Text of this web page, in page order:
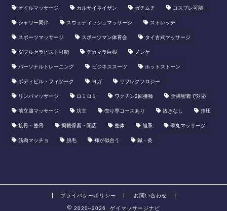
オイルマッサージ カルサイネイザン ガチムチ コスプレ可能
シャワー同伴 スウェディッシュマッサージ ストレッチ
スポーツマッサージ スポーツマン体育会 タイ古式マッサージ
ダブルセラピスト可能 デカマラ巨根 ノンケ
パーソナルトレーニング ビジネススーツ ホットストーン
ボディビル・フィジーク ヨガ リフレクソロジー
リンパマッサージ ロミロミ ワクチン2回接種 全裸密着で対応
前立腺マッサージ 坊主 売り専コースあり 抜きなし 指圧
接骨・整骨 掲載保留・閉店 整体 熊系 睾丸マッサージ
筋肉マッチョ 脱毛 褌が似合う 鍼・灸
プライバシーポリシー お問い合わせ
2020–2026 ゲイマッサージナビ